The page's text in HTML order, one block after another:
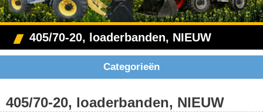
405/70-20, loaderbanden, NIEUW
Categorieën
405/70-20, loaderbanden, NIEUW